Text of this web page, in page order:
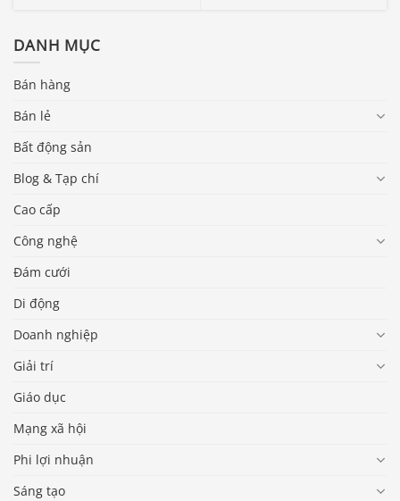
DANH MỤC
Bán hàng
Bán lẻ
Bất động sản
Blog & Tạp chí
Cao cấp
Công nghệ
Đám cưới
Di động
Doanh nghiệp
Giải trí
Giáo dục
Mạng xã hội
Phi lợi nhuận
Sáng tạo